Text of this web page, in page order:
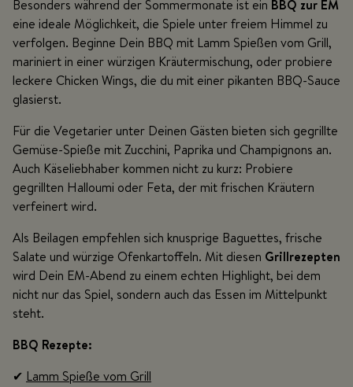
Besonders während der Sommermonate ist ein BBQ zur EM
eine ideale Möglichkeit, die Spiele unter freiem Himmel zu
verfolgen. Beginne Dein BBQ mit Lamm Spießen vom Grill,
mariniert in einer würzigen Kräutermischung, oder probiere
leckere Chicken Wings, die du mit einer pikanten BBQ-Sauce
glasierst.
Für die Vegetarier unter Deinen Gästen bieten sich gegrillte
Gemüse-Spieße mit Zucchini, Paprika und Champignons an.
Auch Käseliebhaber kommen nicht zu kurz: Probiere
gegrillten Halloumi oder Feta, der mit frischen Kräutern
verfeinert wird.
Als Beilagen empfehlen sich knusprige Baguettes, frische
Salate und würzige Ofenkartoffeln. Mit diesen Grillrezepten
wird Dein EM-Abend zu einem echten Highlight, bei dem
nicht nur das Spiel, sondern auch das Essen im Mittelpunkt
steht.
BBQ Rezepte:
✔ Lamm Spieße vom Grill